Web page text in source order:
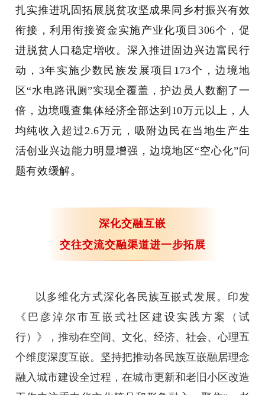
扎实推进巩固拓展脱贫攻坚成果同乡村振兴有效
衔接，利用衔接资金实施产业化项目306个，促
进脱贫人口稳定增收。深入推进固边兴边富民行
动，3年实施少数民族发展项目173个，边境地
区“水电路讯厕”实现全覆盖，护边员人数翻了一
倍，边境嘎查集体经济全部达到10万元以上，人
均纯收入超过2.6万元，吸附边民在当地生产生
活创业兴边能力明显增强，边境地区“空心化”问
题有效缓解。
深化交融互嵌
交往交流交融渠道进一步拓展
以多维化方式深化各民族互嵌式发展。印发
《巴彦淖尔市互嵌式社区建设实践方案（试
行）》，推动在空间、文化、经济、社会、心理五
个维度深度互嵌。坚持把推动各民族互嵌融居理念
融入城市建设全过程，在城市更新和老旧小区改造